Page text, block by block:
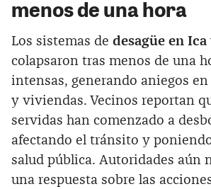
menos de una hora
Los sistemas de desagüe en Ica
colapsaron tras menos de una
intensas, generando aniegos en
y viviendas. Vecinos reportan
servidas han comenzado a
afectando el tránsito y
salud pública. Autoridades aún
una respuesta sobre las